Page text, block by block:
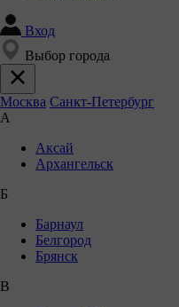
Вход
Выбор города
Москва Санкт-Петербург
А
Аксай
Архангельск
Б
Барнаул
Белгород
Брянск
В